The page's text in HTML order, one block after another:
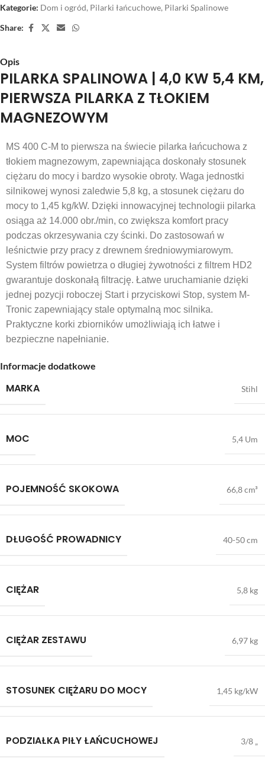
Kategorie: Dom i ogród, Pilarki łańcuchowe, Pilarki Spalinowe
Share:
Opis
PILARKA SPALINOWA | 4,0 KW 5,4 KM,
PIERWSZA PILARKA Z TŁOKIEM
MAGNEZOWYM
MS 400 C-M to pierwsza na świecie pilarka łańcuchowa z
tłokiem magnezowym, zapewniająca doskonały stosunek
ciężaru do mocy i bardzo wysokie obroty. Waga jednostki
silnikowej wynosi zaledwie 5,8 kg, a stosunek ciężaru do
mocy to 1,45 kg/kW. Dzięki innowacyjnej technologii pilarka
osiąga aż 14.000 obr./min, co zwiększa komfort pracy
podczas okrzesywania czy ścinki. Do zastosowań w
leśnictwie przy pracy z drewnem średniowymiarowym.
System filtrów powietrza o długiej żywotności z filtrem HD2
gwarantuje doskonałą filtrację. Łatwe uruchamianie dzięki
jednej pozycji roboczej Start i przyciskowi Stop, system M-
Tronic zapewniający stale optymalną moc silnika.
Praktyczne korki zbiorników umożliwiają ich łatwe i
bezpieczne napełnianie.
Informacje dodatkowe
MARKA Stihl
MOC 5,4 Um
POJEMNOŚĆ SKOKOWA 66,8 cm³
DŁUGOŚĆ PROWADNICY 40-50 cm
CIĘŻAR 5,8 kg
CIĘŻAR ZESTAWU 6,97 kg
STOSUNEK CIĘŻARU DO MOCY 1,45 kg/kW
PODZIAŁKA PIŁY ŁAŃCUCHOWEJ 3/8 „